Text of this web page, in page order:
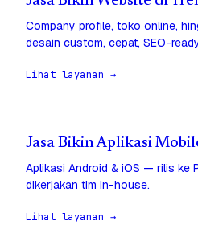
Company profile, toko online,
desain custom, cepat, SEO-
Lihat layanan →
Jasa Bikin Aplikasi
Aplikasi Android & iOS — rilis ke
dikerjakan tim in-house.
Lihat layanan →